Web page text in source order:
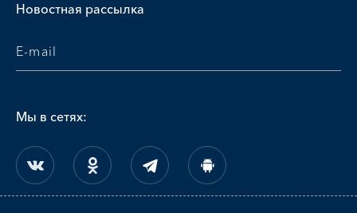
Новостная рассылка
Мы в сетях: